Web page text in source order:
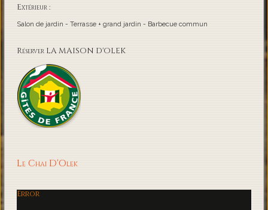
Extérieur :
Salon de jardin - Terrasse + grand jardin - Barbecue commun
Réserver LA MAISON D'OLEK
Le Chai D'Olek
Error